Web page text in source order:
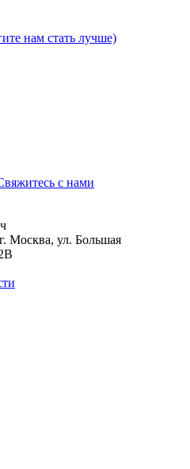
нам стать лучше)
с нами
Москва, ул. Большая